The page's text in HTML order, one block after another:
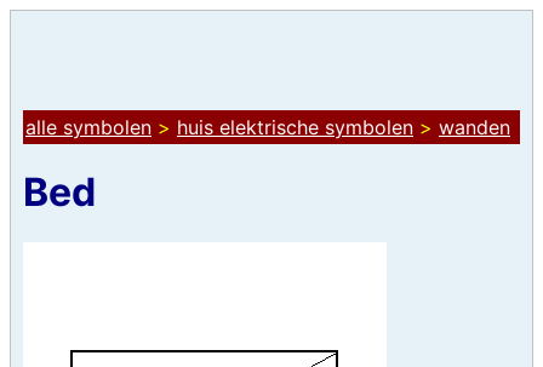
alle symbolen > huis elektrische symbolen > wanden
Bed